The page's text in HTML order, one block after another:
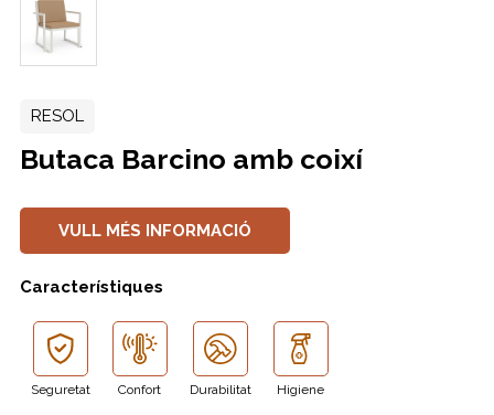
RESOL
Butaca Barcino amb coixí
VULL MÉS INFORMACIÓ
Característiques
Seguretat Confort Durabilitat Higiene